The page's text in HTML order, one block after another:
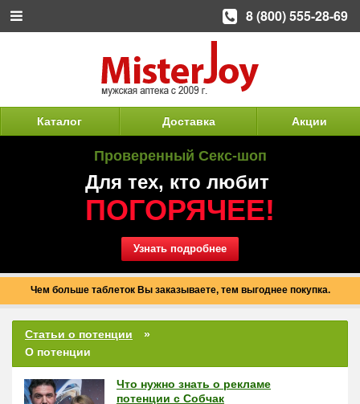
Каталог Доставка Акции
Проверенный Секс-шоп
Для тех, кто любит
ПОГОРЯЧЕЕ!
Узнать подробнее
Чем больше таблеток Вы заказываете, тем выгоднее покупка.
Статьи о потенции
О потенции
Что нужно знать о рекламе
потенции с Собчак
8 (800) 555-28-69